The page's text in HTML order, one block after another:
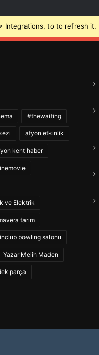
Integrations, to to refresh it.
#thewaiting
afyon etkinlik
kent haber
ve Elektrik
tarım
bowling salonu
Yazar Melih Maden
parça